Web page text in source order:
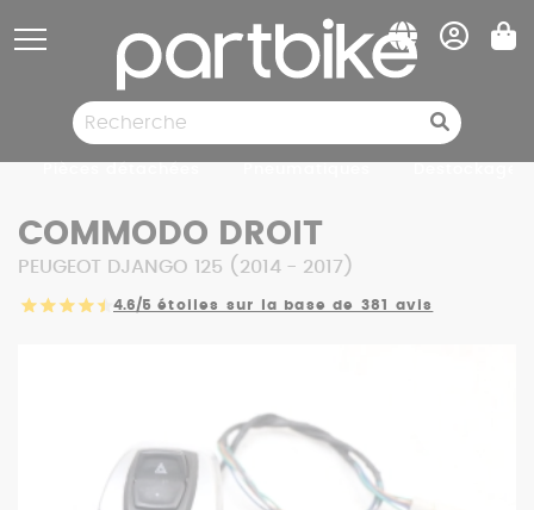
COMMODO DROIT
PEUGEOT DJANGO 125 (2014 - 2017)
4.6/5 étoiles sur la base de 381 avis